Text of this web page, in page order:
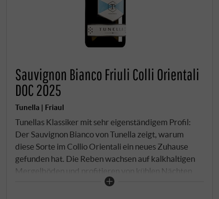
Sauvignon Bianco Friuli Colli Orientali
DOC 2025
Tunella | Friaul
Tunellas Klassiker mit sehr eigenständigem Profil:
Der Sauvignon Bianco von Tunella zeigt, warum
diese Sorte im Collio Orientali ein neues Zuhause
gefunden hat. Die Reben wachsen auf kalkhaltigen
Mergelböden und profitieren von kühlen Nächten
und sonnigen Tagen – beste Bedingungen für Frische